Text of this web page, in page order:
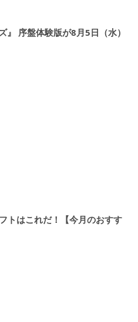
』 序盤体験版が8月5日（水）
トはこれだ！【今月のおすす